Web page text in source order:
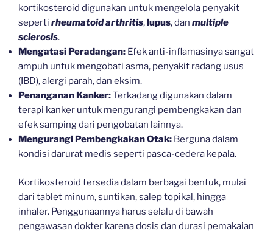
kortikosteroid digunakan untuk mengelola penyakit
seperti rheumatoid arthritis,lupus, dan multiple
sclerosis.
Mengatasi Peradangan: Efek anti-inflamasinya sangat
ampuh untuk mengobati asma, penyakit radang usus
(IBD), alergi parah, dan eksim.
Penanganan Kanker:Terkadang digunakan dalam
terapi kanker untuk mengurangi pembengkakan dan
efek samping dari pengobatan lainnya.
Mengurangi Pembengkakan Otak: Berguna dalam
kondisi darurat medis seperti pasca-cedera kepala.
Kortikosteroid tersedia dalam berbagai bentuk, mulai
dari tablet minum, suntikan, salep topikal, hingga
inhaler. Penggunaannya harus selalu di bawah
pengawasan dokter karena dosis dan durasi pemakaian